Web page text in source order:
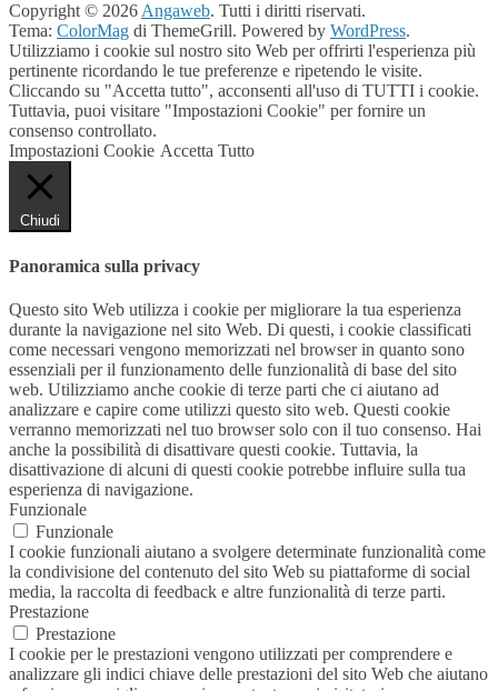
Copyright © 2026 Angaweb. Tutti i diritti riservati.
Tema: ColorMag di ThemeGrill. Powered by WordPress.
Utilizziamo i cookie sul nostro sito Web per offrirti l'esperienza più
pertinente ricordando le tue preferenze e ripetendo le visite.
Cliccando su "Accetta tutto", acconsenti all'uso di TUTTI i cookie.
Tuttavia, puoi visitare "Impostazioni Cookie" per fornire un
consenso controllato.
Impostazioni Cookie Accetta Tutto
Chiudi
Panoramica sulla privacy
Questo sito Web utilizza i cookie per migliorare la tua esperienza
durante la navigazione nel sito Web. Di questi, i cookie classificati
come necessari vengono memorizzati nel browser in quanto sono
essenziali per il funzionamento delle funzionalità di base del sito
web. Utilizziamo anche cookie di terze parti che ci aiutano ad
analizzare e capire come utilizzi questo sito web. Questi cookie
verranno memorizzati nel tuo browser solo con il tuo consenso. Hai
anche la possibilità di disattivare questi cookie. Tuttavia, la
disattivazione di alcuni di questi cookie potrebbe influire sulla tua
esperienza di navigazione.
Funzionale
Funzionale
I cookie funzionali aiutano a svolgere determinate funzionalità come
la condivisione del contenuto del sito Web su piattaforme di social
media, la raccolta di feedback e altre funzionalità di terze parti.
Prestazione
Prestazione
I cookie per le prestazioni vengono utilizzati per comprendere e
analizzare gli indici chiave delle prestazioni del sito Web che aiutano